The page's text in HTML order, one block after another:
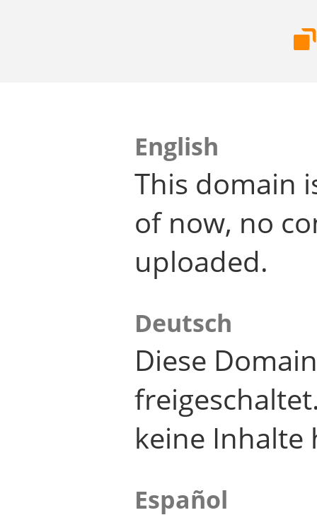
English
This domain
of now, no
uploaded.
Deutsch
Diese
keine Inhalte
Español